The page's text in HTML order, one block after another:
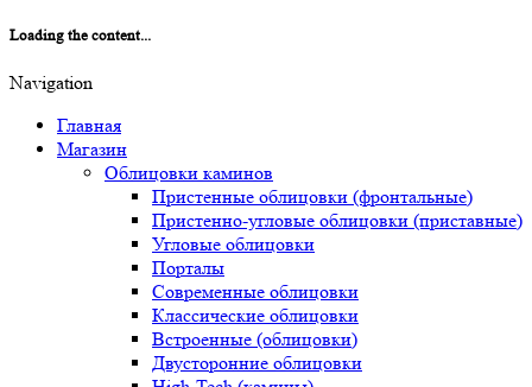
Loading the content...
Navigation
Главная
Магазин
Облицовки каминов
Пристенные облицовки (фронтальные)
Пристенно-угловые облицовки (приставные)
Угловые облицовки
Порталы
Современные облицовки
Классические облицовки
Встроенные (облицовки)
Двусторонние облицовки